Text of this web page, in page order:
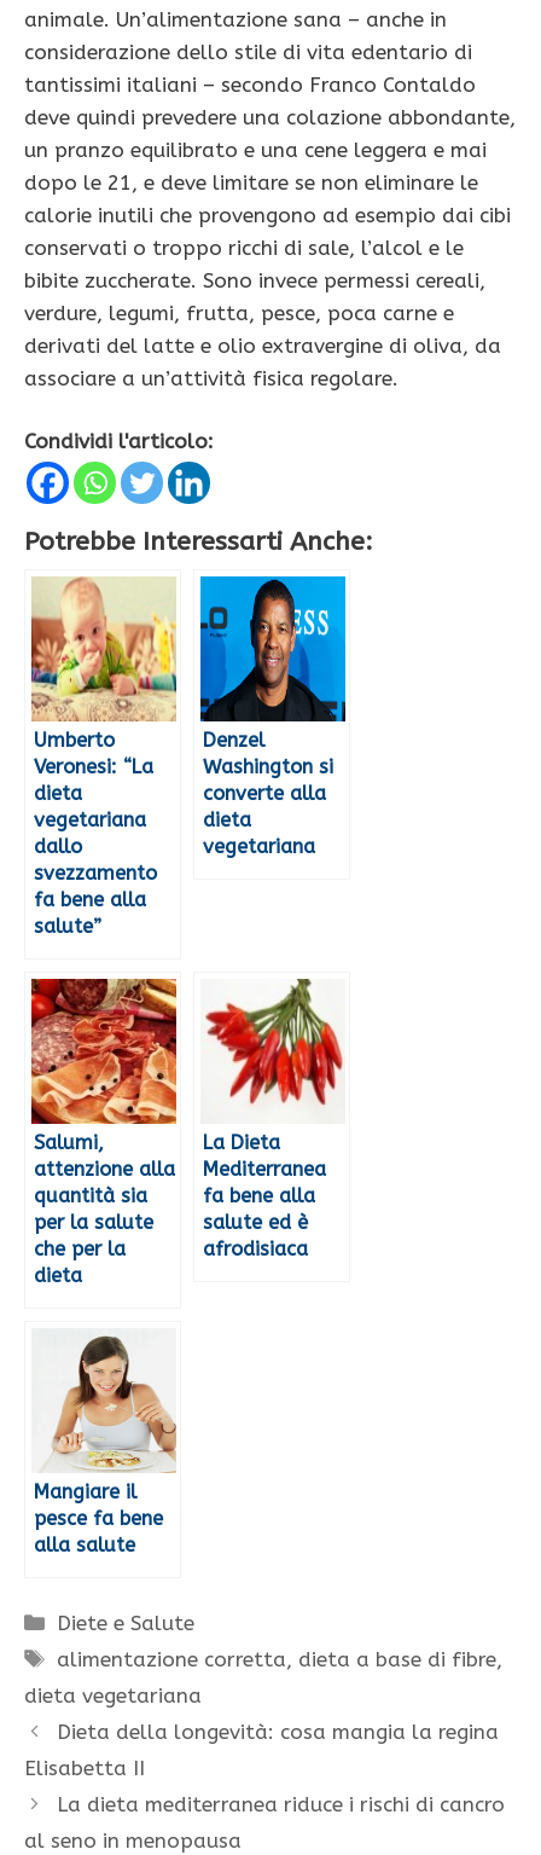
animale. Un’alimentazione sana – anche in
considerazione dello stile di vita edentario di
tantissimi italiani – secondo Franco Contaldo
deve quindi prevedere una colazione abbondante,
un pranzo equilibrato e una cene leggera e mai
dopo le 21, e deve limitare se non eliminare le
calorie inutili che provengono ad esempio dai cibi
conservati o troppo ricchi di sale, l’alcol e le
bibite zuccherate. Sono invece permessi cereali,
verdure, legumi, frutta, pesce, poca carne e
derivati del latte e olio extravergine di oliva, da
associare a un’attività fisica regolare.
Condividi l'articolo:
Potrebbe Interessarti Anche:
Umberto
Veronesi: “La
dieta
vegetariana
dallo
svezzamento
fa bene alla
salute”
Denzel
Washington si
converte alla
dieta
vegetariana
Salumi,
attenzione alla
quantità sia
per la salute
che per la
dieta
La Dieta
Mediterranea
fa bene alla
salute ed è
afrodisiaca
Mangiare il
pesce fa bene
alla salute
Categorie
Diete e Salute
Tag
alimentazione corretta, dieta a base di fibre,
dieta vegetariana
Dieta della longevità: cosa mangia la regina
Elisabetta II
La dieta mediterranea riduce i rischi di cancro
al seno in menopausa